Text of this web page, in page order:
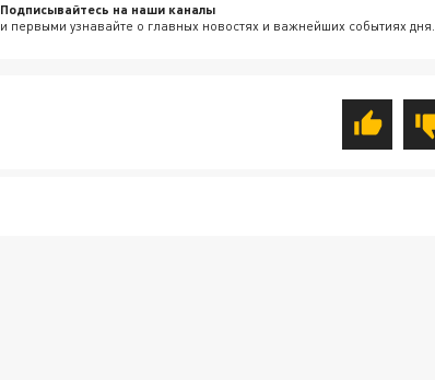
Подписывайтесь на наши каналы
и первыми узнавайте о главных новостях и важнейших событиях дня.